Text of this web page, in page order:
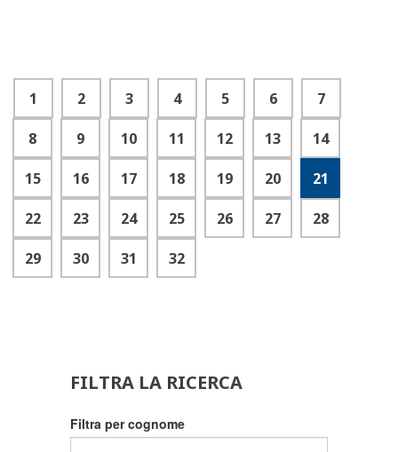
1 2 3 4 5 6 7
8 9 10 11 12 13 14
15 16 17 18 19 20 21
22 23 24 25 26 27 28
29 30 31 32
FILTRA LA RICERCA
Filtra per cognome